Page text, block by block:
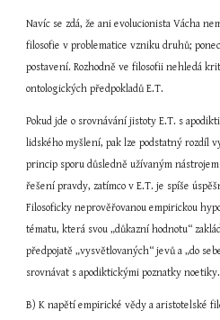
Navíc se zdá, že ani evolucionista Vácha
filosofie v problematice vzniku druhů;
postavení. Rozhodně ve filosofii nehledá
ontologických předpokladů E.T.
Pokud jde o srovnávání jistoty E.T. s
lidského myšlení, pak lze podstatný rozdíl
princip sporu důsledně užívaným
řešení pravdy, zatímco v E.T. je spíše
Filosoficky neprověřovanou empirickou
tématu, která svou „důkazní hodnotu“
předpojatě „vysvětlovaných“ jevů a „do
srovnávat s apodiktickými poznatky noetiky.
B) K napětí empirické vědy a aristotelské